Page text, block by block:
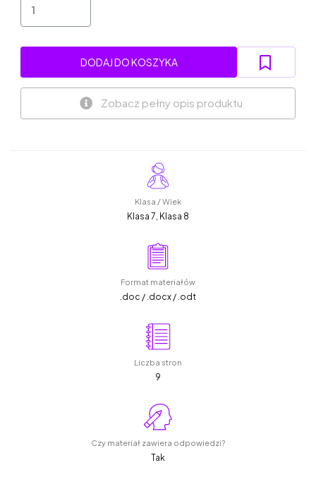
DODAJ DO KOSZYKA
Zobacz pełny opis produktu
Klasa / Wiek
Klasa 7, Klasa 8
Format materiałów
.doc / .docx / .odt
Liczba stron
9
Czy materiał zawiera odpowiedzi?
Tak